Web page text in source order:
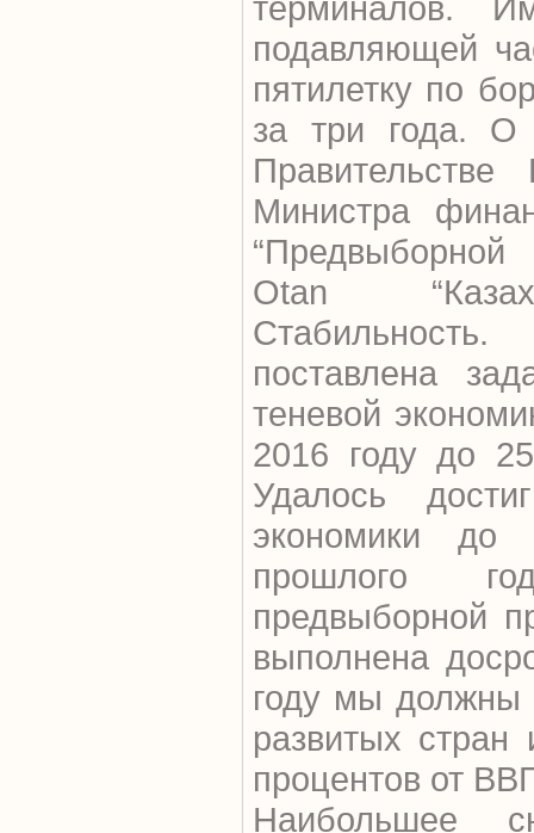
подавляющей
пятилетку по
за три года.
Министра
Otan
поставлена
теневой
2016 году до
Удалось
экономики
прошлого
предвыборной
выполнена
году мы должны
развитых стран
процентов от
Наибольшее